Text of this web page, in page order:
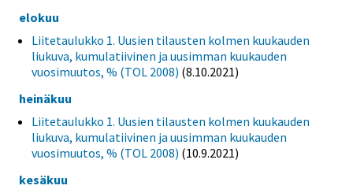
elokuu
Liitetaulukko 1. Uusien tilausten kolmen kuukauden
liukuva, kumulatiivinen ja uusimman kuukauden
vuosimuutos, % (TOL 2008) (8.10.2021)
heinäkuu
Liitetaulukko 1. Uusien tilausten kolmen kuukauden
liukuva, kumulatiivinen ja uusimman kuukauden
vuosimuutos, % (TOL 2008) (10.9.2021)
kesäkuu